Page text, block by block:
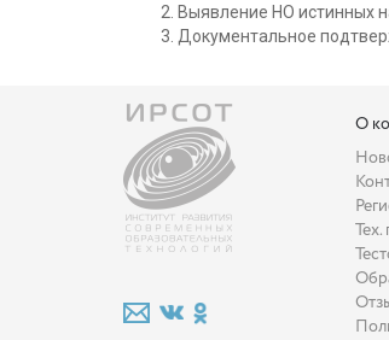
Выявление НО истинных
Документальное
О